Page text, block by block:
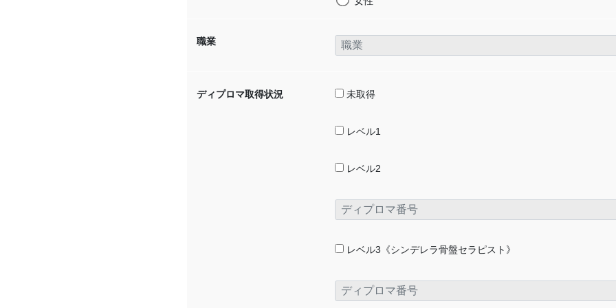
職業
ディプロマ取得状況 未取得
レベル1
レベル2
レベル3《シンデレラ骨盤セラピスト》